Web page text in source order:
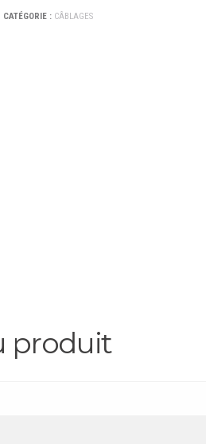
CATÉGORIE : CÂBLAGES
produit